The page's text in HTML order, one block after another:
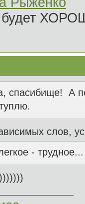
будет
спасибище! А
слов,
- трудное...